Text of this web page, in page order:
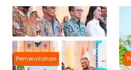
Pemerintahan